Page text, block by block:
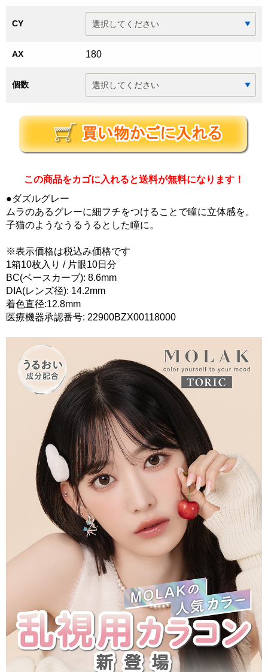
CY
AX 180
個数
この商品をカゴに入れると送料が無料になります！
●ダズルグレー
ムラのあるグレーに細フチをつけることで瞳に立体感を。
子猫のようなうるうるとした瞳に。
※表示価格は税込み価格です
1箱10枚入り / 片眼10日分
BC(ベースカーブ): 8.6mm
DIA(レンズ径): 14.2mm
着色直径:12.8mm
医療機器承認番号: 22900BZX00118000